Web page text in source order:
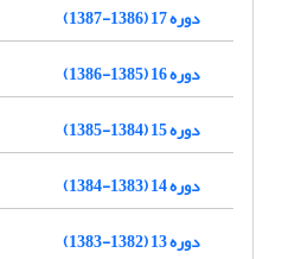
دوره 17 (1386-1387)
دوره 16 (1385-1386)
دوره 15 (1384-1385)
دوره 14 (1383-1384)
دوره 13 (1382-1383)